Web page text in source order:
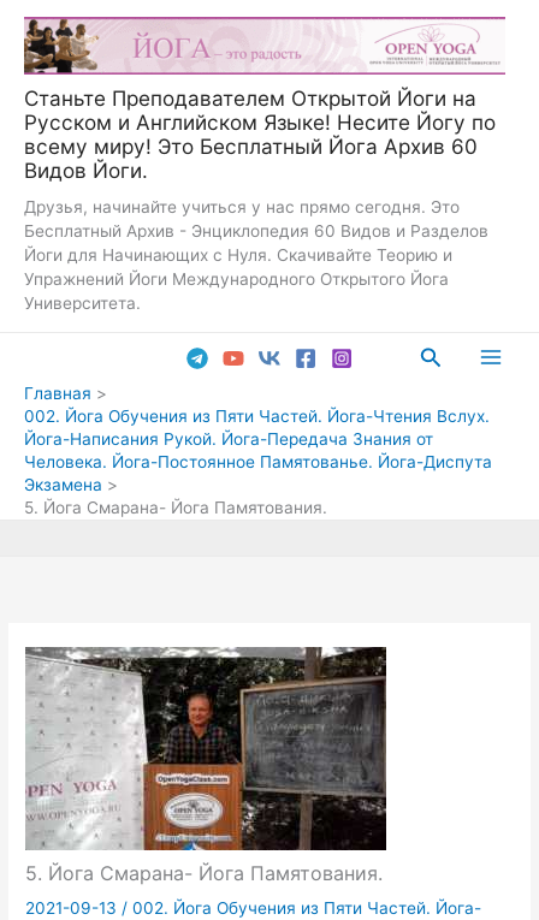
Перейти
содержимому
Станьте Преподавателем Открытой Йоги на
Русском и Английском Языке! Несите Йогу по
всему миру! Это Бесплатный Йога Архив 60
Видов Йоги.
Друзья, начинайте учиться у нас прямо сегодня. Это
Бесплатный Архив - Энциклопедия 60 Видов и Разделов
Йоги для Начинающих с Нуля. Скачивайте Теорию и
Упражнений Йоги Международного Открытого Йога
Университета.
Поиск
Главная
002. Йога Обучения из Пяти Частей. Йога-Чтения Вслух.
Йога-Написания Рукой. Йога-Передача Знания от
Человека. Йога-Постоянное Памятованье. Йога-Диспута
Экзамена
5. Йога Смарана- Йога Памятования.
5. Йога Смарана- Йога Памятования.
2021-09-13 /002. Йога Обучения из Пяти Частей. Йога-